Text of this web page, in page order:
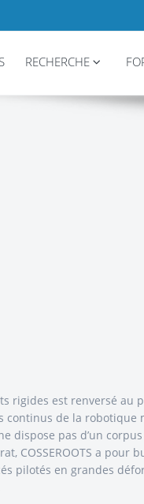
RECHERCHE
rigides est renversé au
de la robotique
dispose pas d’un
COSSEROOTS a
pilotés en grandes